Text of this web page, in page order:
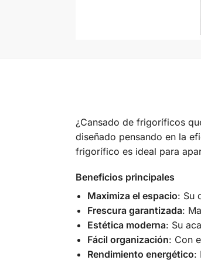
¿Cansado de frigoríficos
diseñado pensando en la
frigorífico es ideal para
Beneficios principales
Maximiza el espacio: Su
Frescura garantizada:
Estética moderna: Su
Fácil organización: Con
Rendimiento energético: